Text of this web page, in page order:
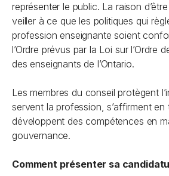
représenter le public. La raison
veiller à ce que les politiques qui
profession enseignante soient
l’Ordre prévus par la Loi sur l’Ordre
des enseignants de l’Ontario.
Les membres du conseil protègent
servent la profession, s’affirment
développent des compétences en
gouvernance.
Comment présenter sa